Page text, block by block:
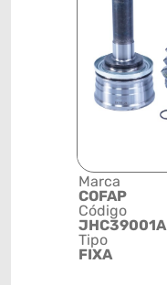
Marca
COFAP
Código
JHC39001A
Tipo
FIXA